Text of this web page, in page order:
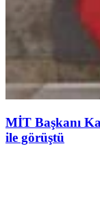
MİT Başkanı
ile görüştü